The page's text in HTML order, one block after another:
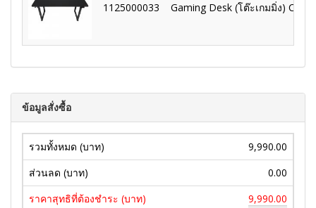
1125000033 Gaming Desk (โต๊ะเกมมิ่ง)
ข้อมูลสั่งซื้อ
รวมทั้งหมด (บาท)
9,990.00
ส่วนลด (บาท)
0.00
ราคาสุทธิที่ต้องชำระ (บาท)
9,990.00